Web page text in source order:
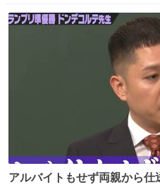
ト
数
アルバイトもせず両親から